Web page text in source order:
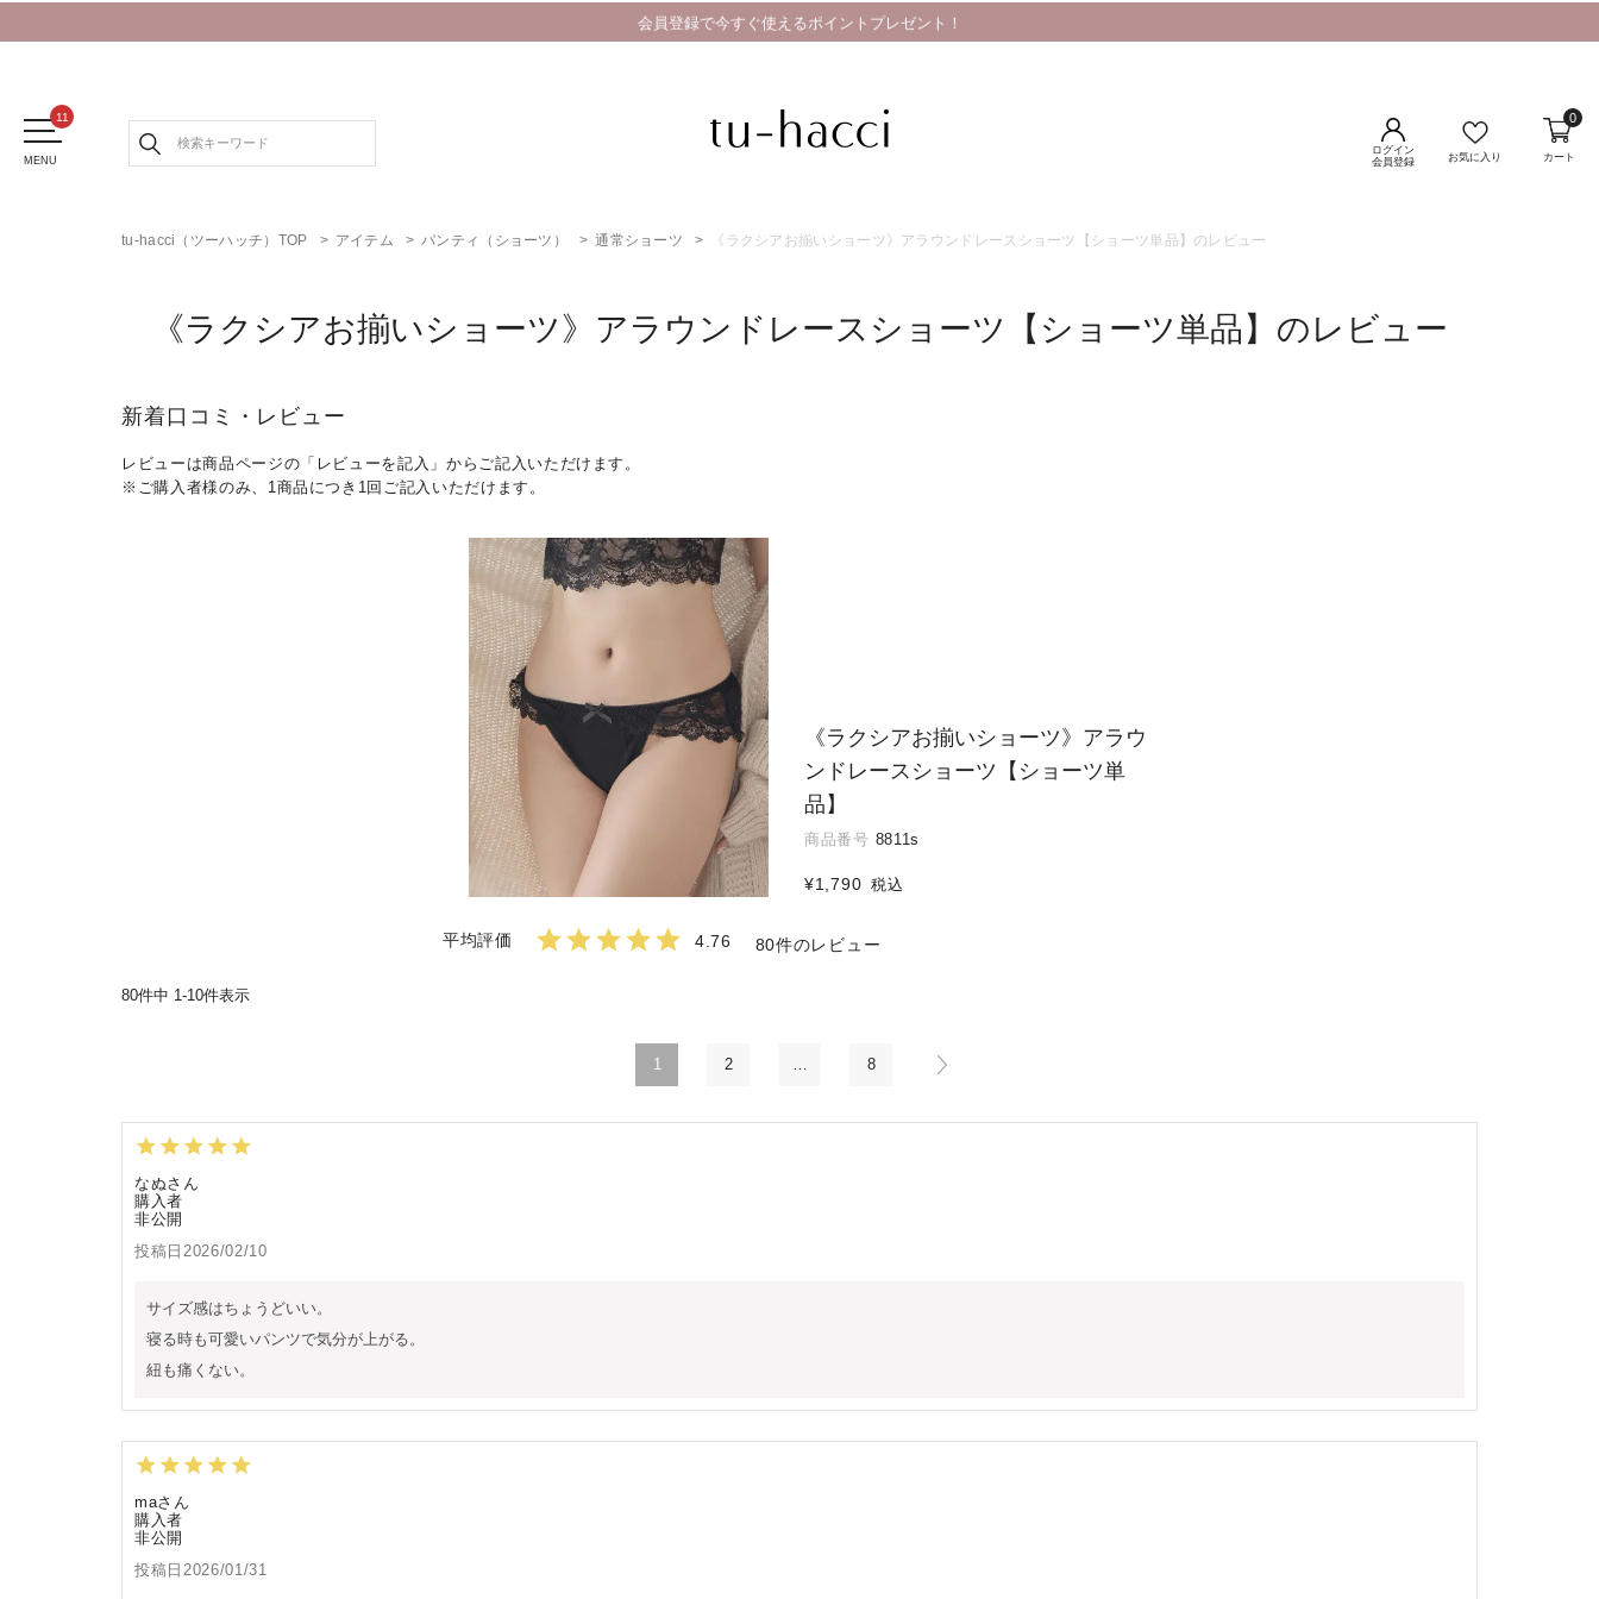
MENU
ログイン
会員登録
お気に入り カート
0
tu-hacci（ツーハッチ）TOP アイテム パンティ（ショーツ） 通常ショーツ 《ラクシアお揃いショーツ》アラウンドレースショーツ【ショーツ単品】のレビュー
《ラクシアお揃いショーツ》アラウンドレースショーツ【ショーツ単品】のレビュー
新着口コミ・レビュー
レビューは商品ページの「レビューを記入」からご記入いただけます。
※ご購入者様のみ、1商品につき1回ご記入いただけます。
《ラクシアお揃いショーツ》アラウ
ンドレースショーツ【ショーツ単
品】
商品番号 8811s
¥1,790 税込
4.76 80
80件中 1 -10件表示
1 2 8
なぬ
購入者
非公開
投稿日 2026/02/10
サイズ感はちょうどいい。
寝る時も可愛いパンツで気分が上がる。
紐も痛くない。
ma
購入者
非公開
投稿日 2026/01/31